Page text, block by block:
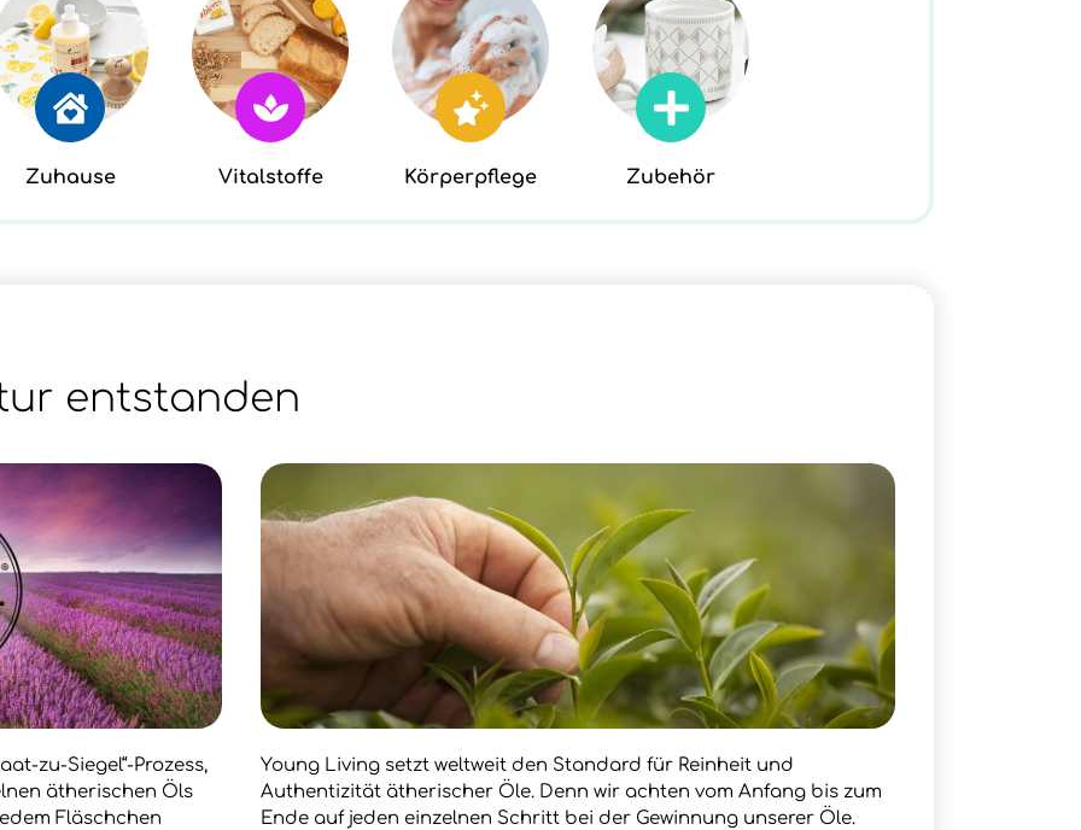
Zuhause Vitalstoffe Körperpflege Zubehör
entstanden
zu-Siegel“-Prozess,
ätherischen Öls
Fläschchen
Young Living setzt weltweit den Standard für Reinheit und
Authentizität ätherischer Öle. Denn wir achten vom Anfang bis zum
Ende auf jeden einzelnen Schritt bei der Gewinnung unserer Öle.